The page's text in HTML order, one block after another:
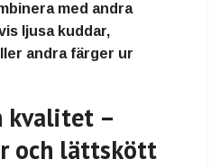
med andra
ljusa kuddar,
andra färger ur
kvalitet –
och lättskött